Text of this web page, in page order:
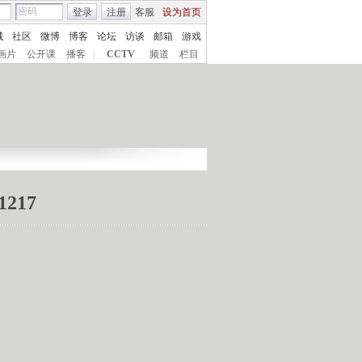
客服 设为首页
登录 注册
社区 微博 博客 论坛 访谈 邮箱
游戏
片
公开课 播客 CCTV 频道 栏目